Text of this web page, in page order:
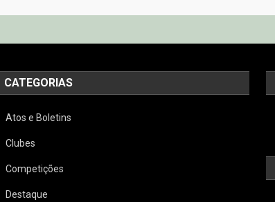
CATEGORIAS
Atos e Boletins
Clubes
Competições
Destaque